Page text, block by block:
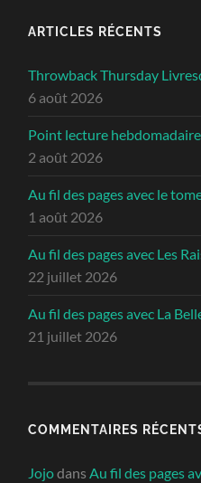
ARTICLES RÉCENTS
Throwback Thursday
6 août 2026
Point lecture
2 août 2026
Au fil des pages avec le
1 août 2026
Au fil des pages avec Les
22 juillet 2026
Au fil des pages avec La
21 juillet 2026
COMMENTAIRES
JojodansAu fil des pages